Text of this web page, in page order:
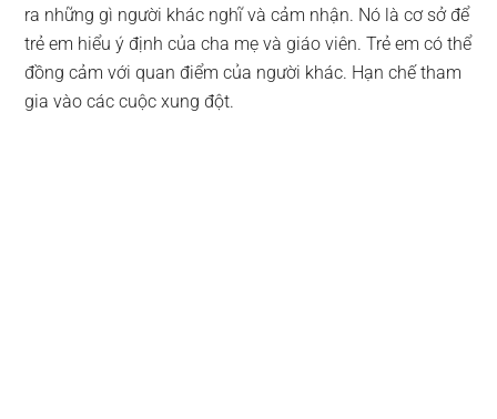
ra những gì người khác nghĩ và cảm nhận. Nó là cơ sở để
trẻ em hiểu ý định của cha mẹ và giáo viên. Trẻ em có thể
đồng cảm với quan điểm của người khác. Hạn chế tham
gia vào các cuộc xung đột.